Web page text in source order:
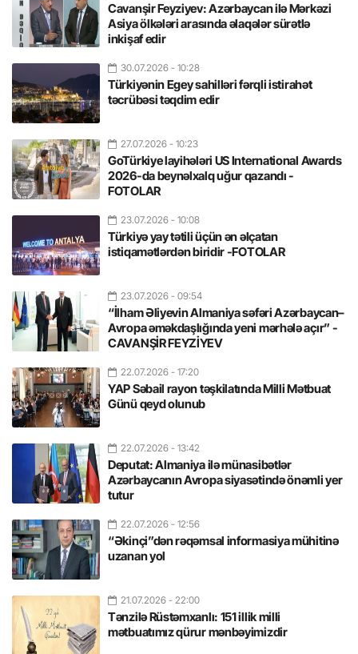
Cavanşir Feyziyev: Azərbaycan ilə Mərkəzi
Asiya ölkələri arasında əlaqələr sürətlə
inkişaf edir
30.07.2026 - 10:28
Türkiyənin Egey sahilləri fərqli istirahət
təcrübəsi təqdim edir
27.07.2026 - 10:23
GoTürkiye layihələri US International Awards
2026-da beynəlxalq uğur qazandı -
FOTOLAR
23.07.2026 - 10:08
Türkiyə yay tətili üçün ən əlçatan
istiqamətlərdən biridir -FOTOLAR
23.07.2026 - 09:54
“İlham Əliyevin Almaniya səfəri Azərbaycan–
Avropa əməkdaşlığında yeni mərhələ açır” -
CAVANŞİR FEYZİYEV
22.07.2026 - 17:20
YAP Səbail rayon təşkilatında Milli Mətbuat
Günü qeyd olunub
22.07.2026 - 13:42
Deputat: Almaniya ilə münasibətlər
Azərbaycanın Avropa siyasətində önəmli yer
tutur
22.07.2026 - 12:56
“Əkinçi”dən rəqəmsal informasiya mühitinə
uzanan yol
21.07.2026 - 22:00
Tənzilə Rüstəmxanlı: 151 illik milli
mətbuatımız qürur mənbəyimizdir